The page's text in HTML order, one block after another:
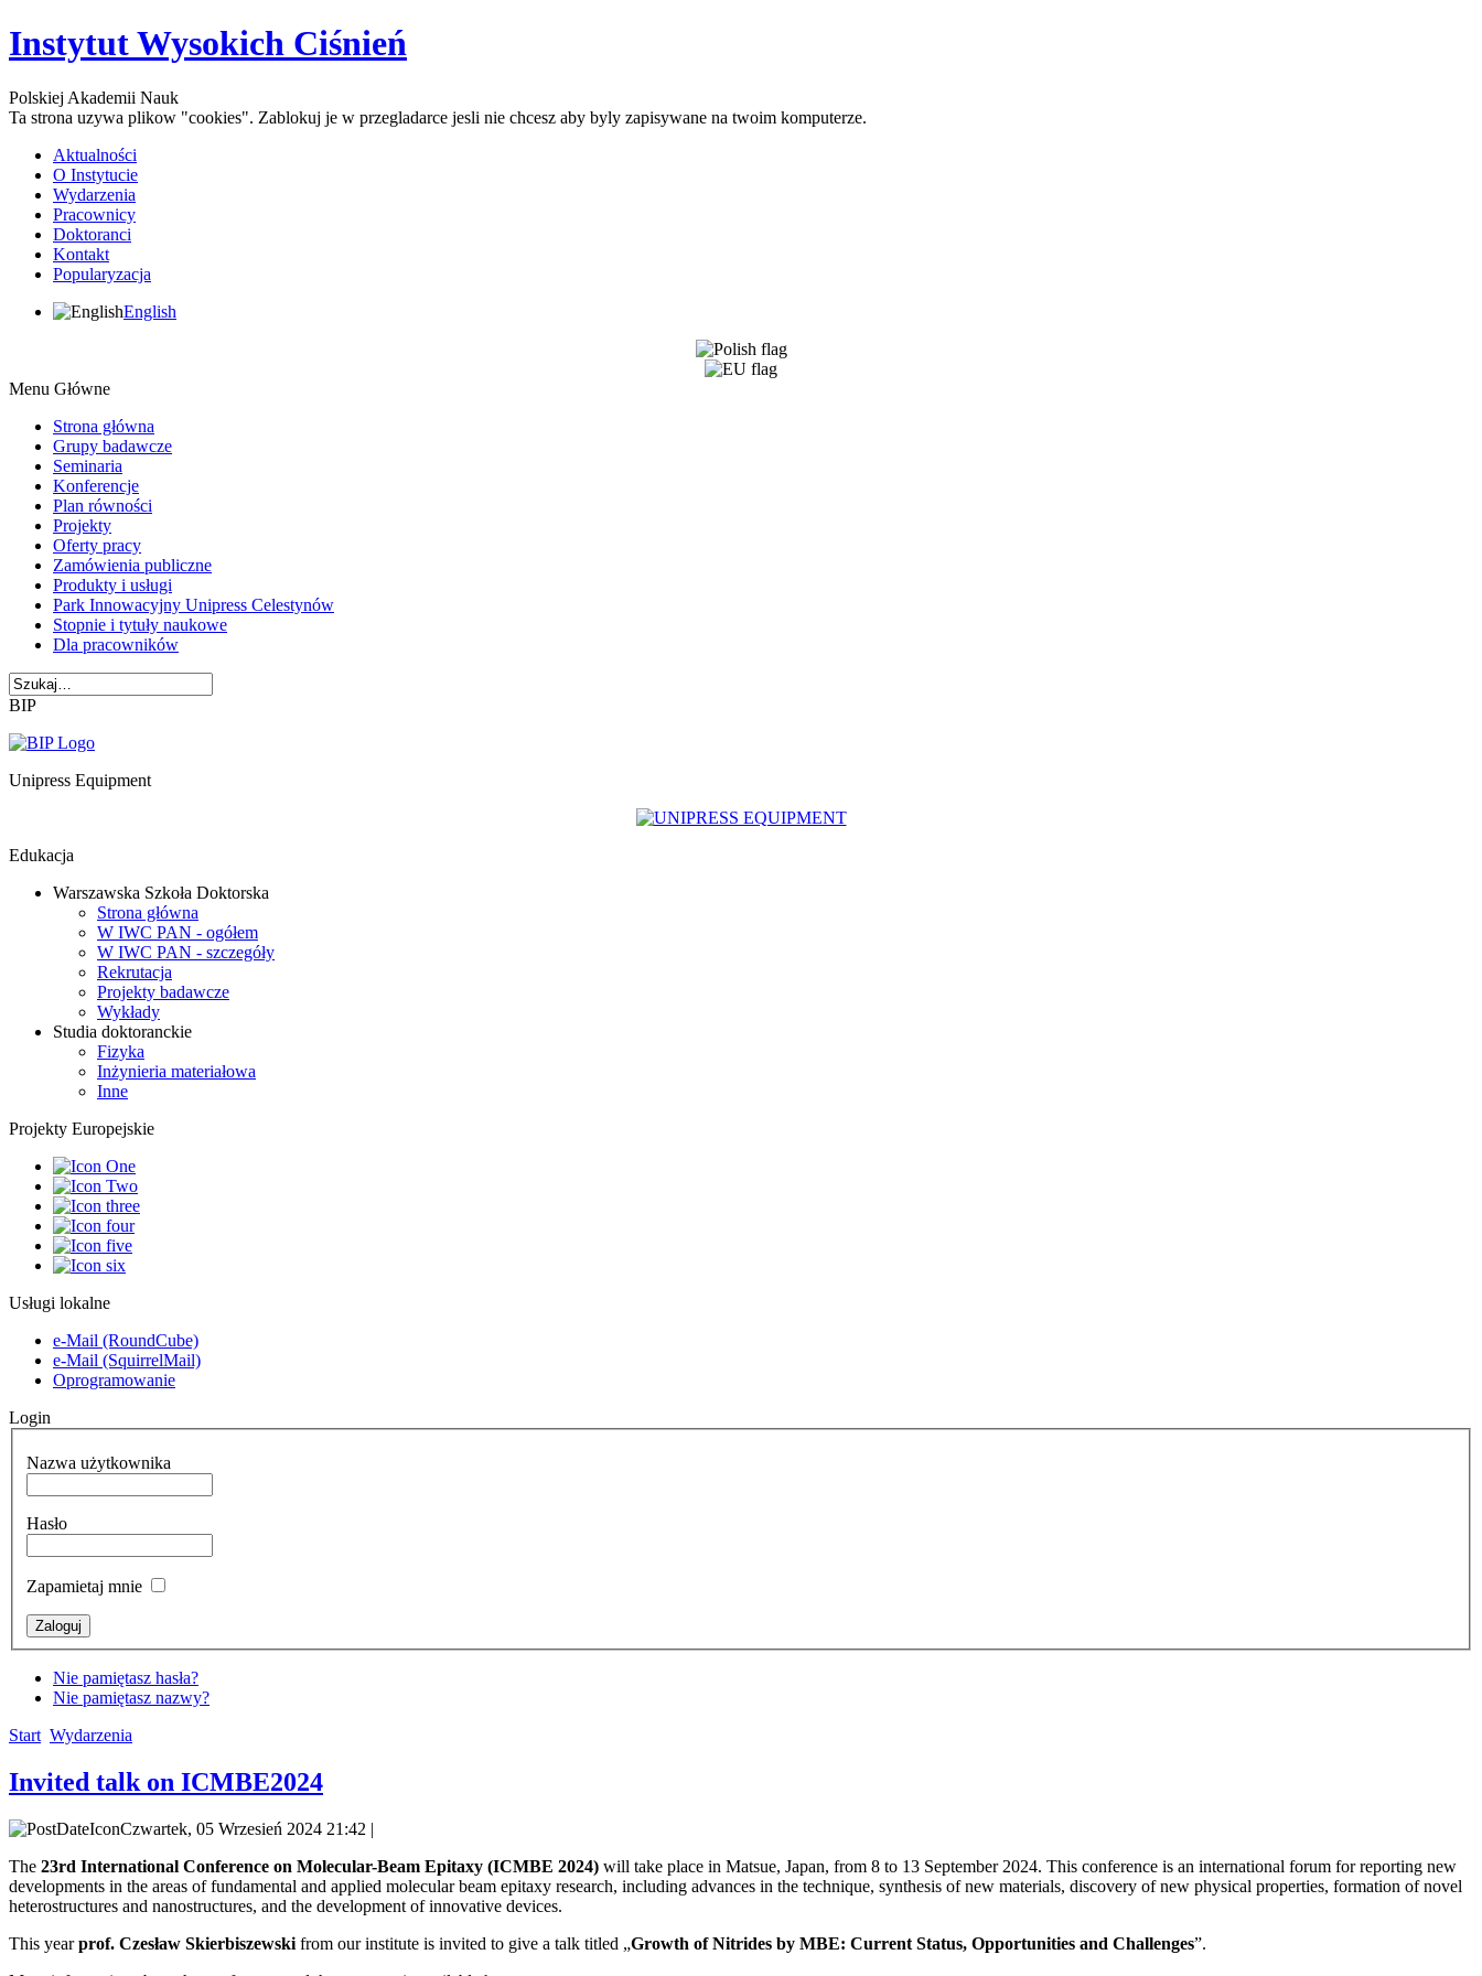
Instytut Wysokich Ciśnień
Polskiej Akademii Nauk
Ta strona uzywa plikow "cookies". Zablokuj je w przegladarce jesli nie chcesz aby byly zapisywane na twoim komputerze.
Aktualności
O Instytucie
Wydarzenia
Pracownicy
Doktoranci
Kontakt
Popularyzacja
English
Menu Główne
Strona główna
Grupy badawcze
Seminaria
Konferencje
Plan równości
Projekty
Oferty pracy
Zamówienia publiczne
Produkty i usługi
Park Innowacyjny Unipress Celestynów
Stopnie i tytuły naukowe
Dla pracowników
BIP
Unipress Equipment
Edukacja
Warszawska Szkoła Doktorska
Strona główna
W IWC PAN - ogółem
W IWC PAN - szczegóły
Rekrutacja
Projekty badawcze
Wykłady
Studia doktoranckie
Fizyka
Inżynieria materiałowa
Inne
Projekty Europejskie
Usługi lokalne
e-Mail (RoundCube)
e-Mail (SquirrelMail)
Oprogramowanie
Login
Nazwa użytkownika
Hasło
Zapamietaj mnie
Nie pamiętasz hasła?
Nie pamiętasz nazwy?
Start Wydarzenia
Invited talk on ICMBE2024
Czwartek, 05 Wrzesień 2024 21:42 |
The 23rd International Conference on Molecular-Beam Epitaxy (ICMBE 2024) will take place in Matsue, Japan, from 8 to 13 September 2024. This conference is an international forum for reporting new
developments in the areas of fundamental and applied molecular beam epitaxy research, including advances in the technique, synthesis of new materials, discovery of new physical properties, formation of novel
heterostructures and nanostructures, and the development of innovative devices.
This yearprof. Czesław Skierbiszewski from our institute is invited to give a talk titled „Growth of Nitrides by MBE: Current Status, Opportunities and Challenges”.